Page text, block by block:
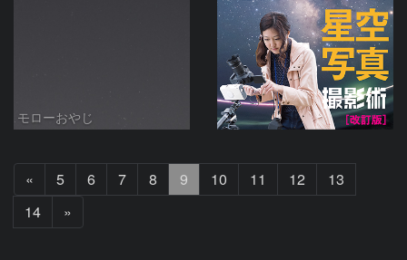
モローおやじ
«
へ
5 6 7 8 9 10 11 12
13
14
»
へ